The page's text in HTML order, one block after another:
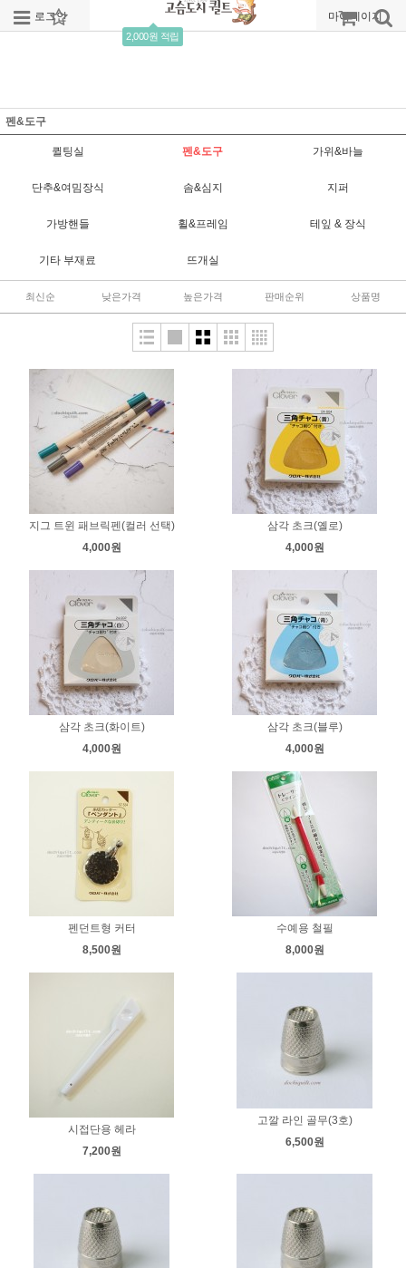
로그인 회원가입
2,000원 적립
주문조회 마이페이지
펜&도구
퀼팅실 펜&도구 가위&바늘
단추&여밈장식 솜&심지 지퍼
가방핸들 휠&프레임 테잎 & 장식
기타 부재료 뜨개실
최신순 낮은가격 높은가격 판매순위 상품명
지그 트윈 패브릭펜(컬러 선택)
4,000원
삼각 초크(옐로)
4,000원
삼각 초크(화이트)
4,000원
삼각 초크(블루)
4,000원
펜던트형 커터
8,500원
수예용 철필
8,000원
시접단용 헤라
7,200원
고깔 라인 골무(3호)
6,500원